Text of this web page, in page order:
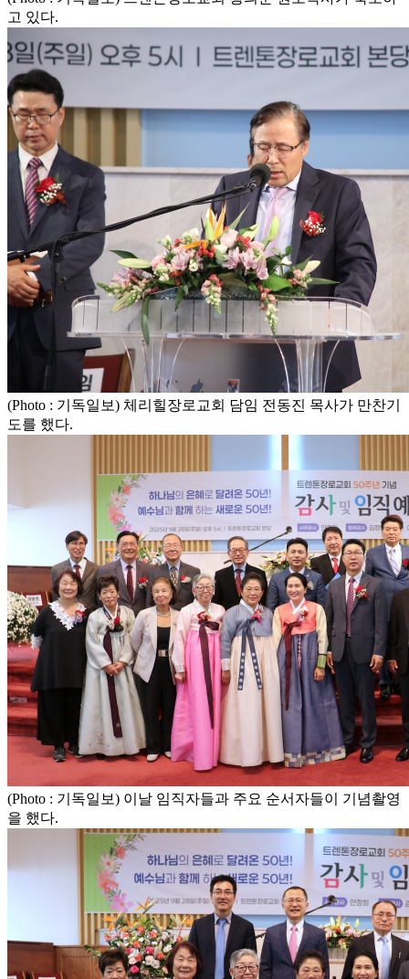
고 있다.
(Photo : 기독일보) 체리힐장로교회 담임 전동진 목사가 만찬기
도를 했다.
(Photo : 기독일보) 이날 임직자들과 주요 순서자들이 기념촬영
을 했다.